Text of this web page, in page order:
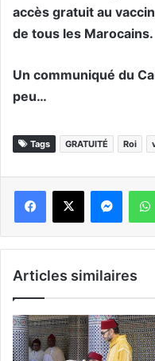
accès gratuit au
de tous les Marocains.
Un communiqué du
peu…
Tags GRATUITÉ Roi
Articles similaires